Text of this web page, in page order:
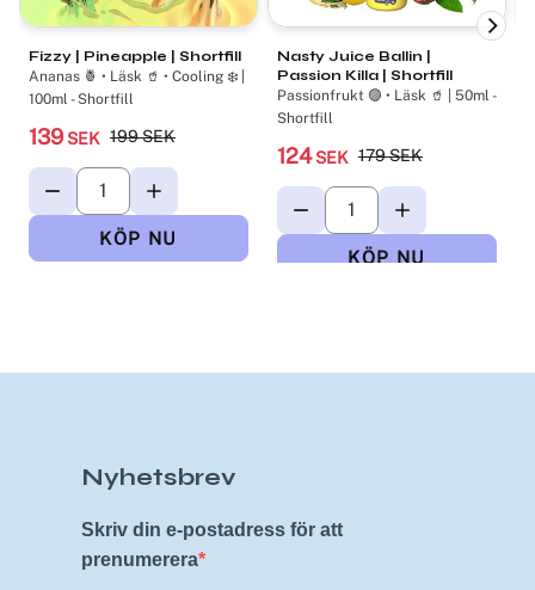
Fizzy | Pineapple | Shortfill
Ananas 🍍 • Läsk 🥤 • Cooling ❄️ |
100ml - Shortfill
139 SEK 199SEK
Nasty Juice Ballin |
Passion Killa | Shortfill
Passionfrukt 🟣 • Läsk 🥤 | 50ml -
Shortfill
124SEK 179SEK
Nyhetsbrev
Skriv din e-postadress för att
prenumerera